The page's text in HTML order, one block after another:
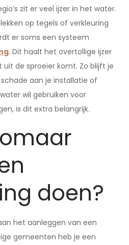
zit er veel ijzer in het water.
op tegels of verkleuring
er soms een systeem
. Dit haalt het overtollige ijzer
de sproeier komt. Zo blijft je
aan je installatie of
wil gebruiken voor
is dit extra belangrijk.
doen?
het aanleggen van een
gemeenten heb je een